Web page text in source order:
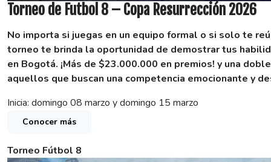
Torneo de Futbol 8 – Copa Resurrección 2026
No importa si juegas en un equipo formal o si solo te
torneo te brinda la oportunidad de demostrar tus
en Bogotá. ¡Más de $23.000.000 en premios! y una
aquellos que buscan una competencia emocionante y
Inicia: domingo 08 marzo y domingo 15 marzo
Conocer más
Torneo Fútbol 8